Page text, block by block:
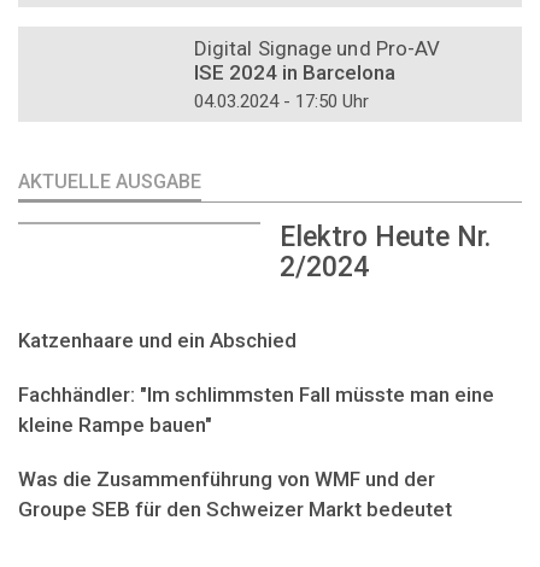
Digital Signage und Pro-AV
ISE 2024 in Barcelona
04.03.2024 - 17:50 Uhr
AKTUELLE AUSGABE
Elektro Heute Nr.
2/2024
Katzenhaare und ein Abschied
Fachhändler: "Im schlimmsten Fall müsste man eine
kleine Rampe bauen"
Was die Zusammenführung von WMF und der
Groupe SEB für den Schweizer Markt bedeutet